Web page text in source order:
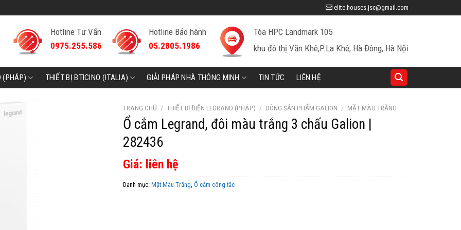
elite.houses.jsc@gmail.com
Hotline Tư Vấn
0975.255.586
Hotline Bảo hành
05.2805.1986
Tòa HPC Landmark 105
khu đô thị Văn Khê,P.La Khê, Hà Đông, Hà Nội
(PHÁP) THIẾT BỊ BTICINO (ITALIA) GIẢI PHÁP NHÀ THÔNG MINH TIN TỨC LIÊN HỆ
TRANG CHỦ / THIẾT BỊ ĐIỆN LEGRAND (PHÁP) / DÒNG SẢN PHẨM GALION / MẶT MÀU TRẮNG
Ổ cắm Legrand, đôi màu trắng 3 chấu Galion |
282436
Giá: liên hệ
Danh mục: Mặt Màu Trắng, Ổ cắm công tắc